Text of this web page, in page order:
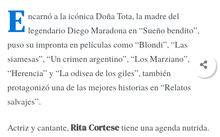
E ncarnó a la icónica Doña Tota, la madre del
legendario Diego Maradona en “Sueño bendito”,
puso su impronta en películas como “Blondi”, “Las
siamesas”, “Un crimen argentino”, “Los Marziano”,
“Herencia” y “La odisea de los giles”, también
protagonizó una de las mejores historias en “Relatos
salvajes”.
Actriz y cantante,Rita Cortesetiene una agenda nutrida.